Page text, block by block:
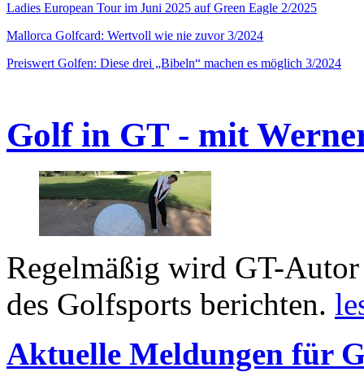
Ladies European Tour im Juni 2025 auf Green Eagle 2/2025
Mallorca Golfcard: Wertvoll wie nie zuvor 3/2024
Preiswert Golfen: Diese drei „Bibeln“ machen es möglich 3/2024
Golf in GT - mit
Regelmäßig wird GT-
des Golfsports berichten.
Aktuelle Meldungen für